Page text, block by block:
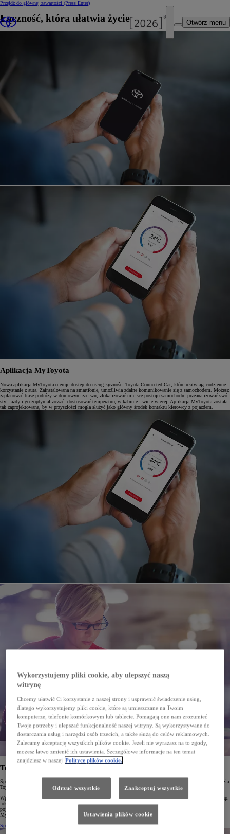
Przejdź do głównej zawartości (Press Enter)
Otwórz menu
Łączność, która ułatwia życie
Aplikacja MyToyota
Nowa aplikacja MyToyota oferuje dostęp do usług łączności Toyota Connected Car, które ułatwiają codzienne
korzystanie z auta. Zainstalowana na smartfonie, umożliwia zdalne komunikowanie się z samochodem. Możesz
zaplanować trasę podróży w domowym zaciszu, zlokalizować miejsce postoju samochodu, przeanalizować swój
styl jazdy i go zoptymalizować, dostosować temperaturę w kabinie i wiele więcej. Aplikacja MyToyota została
tak zaprojektowana, by w przyszłości mogła służyć jako główny środek kontaktu kierowcy z pojazdem.
Toyota Connectivity Match
Sprawdź, w jaki sposób możesz w pełni wykorzystać Usługi Connected w Twojej Toyocie za pomocą narzędzia
Toyota Connectivity Match!
Wpisz numer identyfikacyjny Twojego samochodu (VIN) a dowiesz się, które ze zdalnych usług (takich jak np.
lokalizowanie samochodu, zdalne ustawianie temperatury, ładowanie pojazdu itp.) są dostępne dla Twojego
pojazdu w aplikacji MyToyota. Skorzystaj z Connectivity Match, sprawdź swoje usługi, pobierz aplikację
My Toyota i ciesz się jazdą!
Sprawdź
Wykorzystujemy pliki cookie, aby ulepszyć naszą
witrynę
Chcemy ułatwić Ci korzystanie z naszej strony i usprawnić świadczenie usług,
dlatego wykorzystujemy pliki cookie, które są umieszczane na Twoim
komputerze, telefonie komórkowym lub tablecie. Pomagają one nam zrozumieć
Twoje potrzeby i ulepszać funkcjonalność naszej witryny. Są wykorzystywane do
dostarczania usług i narzędzi osób trzecich, a także służą do celów reklamowych.
Zalecamy akceptację wszystkich plików cookie. Jeżeli nie wyrażasz na to zgody,
możesz łatwo zmienić ich ustawienia. Szczegółowe informacje na ten temat
znajdziesz w naszej Polityce plików cookie.
Odrzuć wszystkie Zaakceptuj wszystkie
Ustawienia plików cookie